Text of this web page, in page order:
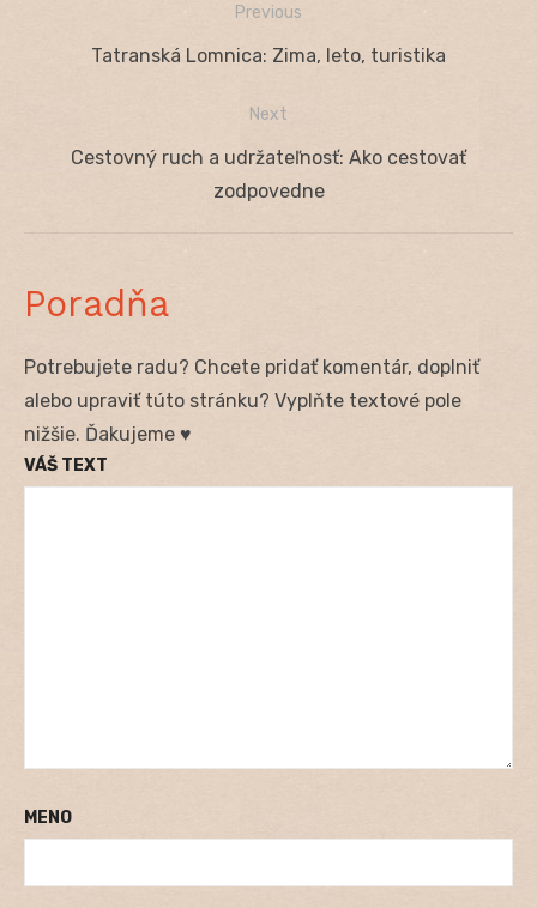
Navigácia
Previous
Previous
Tatranská Lomnica: Zima, leto, turistika
Next
NextCestovný ruch a udržateľnosť: Ako cestovať
zodpovedne
Poradňa
Potrebujete radu? Chcete pridať komentár, doplniť
alebo upraviť túto stránku? Vyplňte textové pole
nižšie. Ďakujeme ♥
VÁŠ TEXT
MENO